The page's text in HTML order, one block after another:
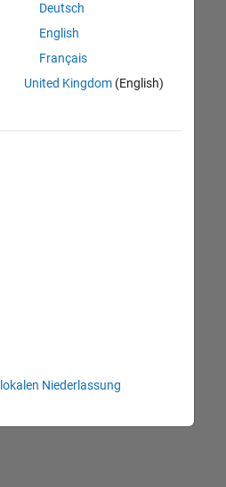
Deutsch
English
Français
United Kingdom(English)
Niederlassung